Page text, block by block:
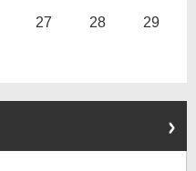
27 28 29